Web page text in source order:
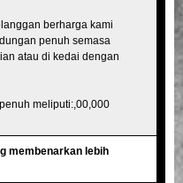
berharga kami
penuh semasa
atau di kedai dengan
meliputi:,00,000
membenarkan lebih